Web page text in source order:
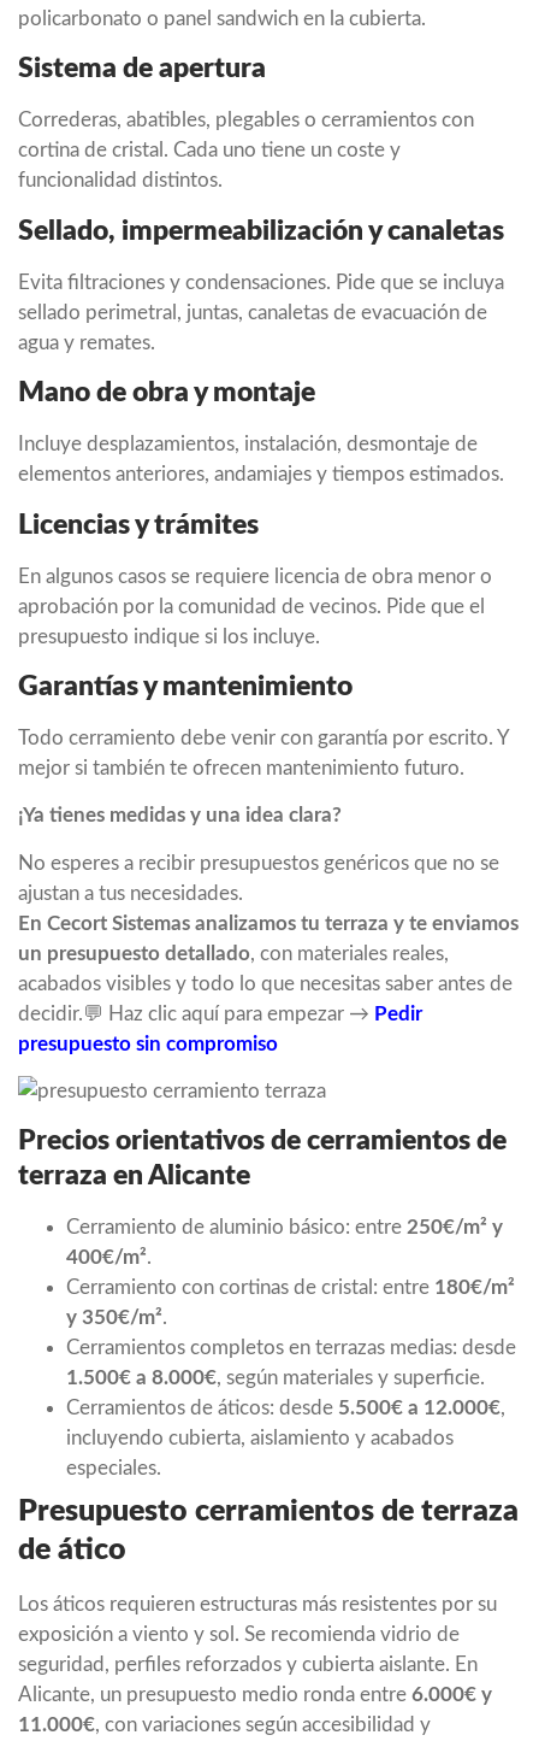
policarbonato o panel sandwich en la cubierta.
Sistema de apertura
Correderas, abatibles, plegables o cerramientos con
cortina de cristal. Cada uno tiene un coste y
funcionalidad distintos.
Sellado, impermeabilización y canaletas
Evita filtraciones y condensaciones. Pide que se incluya
sellado perimetral, juntas, canaletas de evacuación de
agua y remates.
Mano de obra y montaje
Incluye desplazamientos, instalación, desmontaje de
elementos anteriores, andamiajes y tiempos estimados.
Licencias y trámites
En algunos casos se requiere licencia de obra menor o
aprobación por la comunidad de vecinos. Pide que el
presupuesto indique si los incluye.
Garantías y mantenimiento
Todo cerramiento debe venir con garantía por escrito. Y
mejor si también te ofrecen mantenimiento futuro.
¡Ya tienes medidas y una idea clara?
No esperes a recibir presupuestos genéricos que no se
ajustan a tus necesidades.
En Cecort Sistemas analizamos tu terraza y te enviamos
un presupuesto detallado, con materiales reales,
acabados visibles y todo lo que necesitas saber antes de
decidir.💬 Haz clic aquí para empezar → Pedir
presupuesto sin compromiso
Precios orientativos de cerramientos de
terraza en Alicante
Cerramiento de aluminio básico: entre 250€/m² y
400€/m².
Cerramiento con cortinas de cristal: entre 180€/m²
y 350€/m².
Cerramientos completos en terrazas medias: desde
1.500€ a 8.000€, según materiales y superficie.
Cerramientos de áticos: desde 5.500€ a 12.000€,
incluyendo cubierta, aislamiento y acabados
especiales.
Presupuesto cerramientos de terraza
de ático
Los áticos requieren estructuras más resistentes por su
exposición a viento y sol. Se recomienda vidrio de
seguridad, perfiles reforzados y cubierta aislante. En
Alicante, un presupuesto medio ronda entre 6.000€ y
11.000€, con variaciones según accesibilidad y